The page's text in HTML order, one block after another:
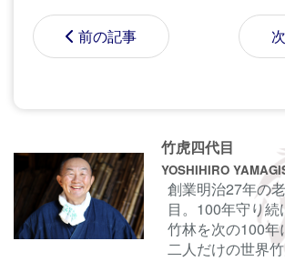
前の記事
コメントする前にサインイン
ます。
名前
竹虎四代目
YOSHIHIRO
創業明治27年の
目。100年守り
竹林を次の100
二人だけの世界